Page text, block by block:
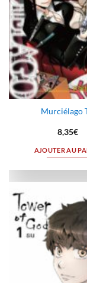
Murciélago
8,35€
AJOUTER AU